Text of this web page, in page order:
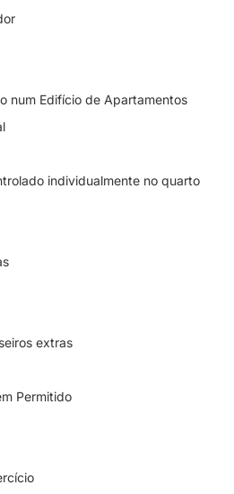
num Edifício de Apartamentos
individualmente no quarto
extras
Permitido